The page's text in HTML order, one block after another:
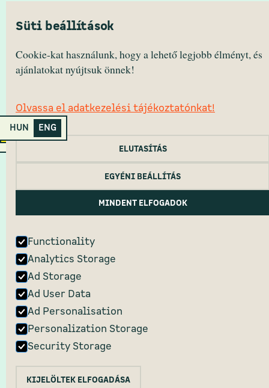
CANCELLATION DISCLOUSURE
COOKIE POLICY
PRIVACY POLICY
Primanima Home
HUN ENG
Süti beállítások
Cookie-kat használunk, hogy a lehető legjobb élményt, és
ajánlatokat nyújtsuk önnek!
Olvassa el adatkezelési tájékoztatónkat!
ELUTASÍTÁS
EGYÉNI BEÁLLÍTÁS
MINDENT ELFOGADOK
Functionality
Analytics Storage
Ad Storage
Ad User Data
Ad Personalisation
Personalization Storage
Security Storage
KIJELÖLTEK ELFOGADÁSA